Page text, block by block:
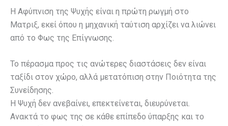
Η Αφύπνιση της Ψυχής είναι η πρώτη ρωγμή στο
Ματριξ, εκεί όπου η μηχανική ταύτιση αρχίζει να λιώνει
από το Φως της Επίγνωσης.
Το πέρασμα προς τις ανώτερες διαστάσεις δεν είναι
ταξίδι στον χώρο, αλλά μετατόπιση στην Ποιότητα της
Συνείδησης.
Η Ψυχή δεν ανεβαίνει, επεκτείνεται, διευρύνεται.
Ανακτά το φως της σε κάθε επίπεδο ύπαρξης και το